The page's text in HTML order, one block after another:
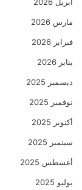
مارس 2026
فبراير 2026
يناير 2026
ديسمبر 2025
نوفمبر 2025
أكتوبر 2025
سبتمبر 2025
أغسطس 2025
يوليو 2025